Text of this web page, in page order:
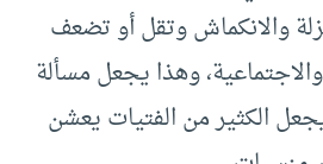
والانكماش وتقل أو تضعف
وهذا يجعل مسألة
الكثير من الفتيات يعشن